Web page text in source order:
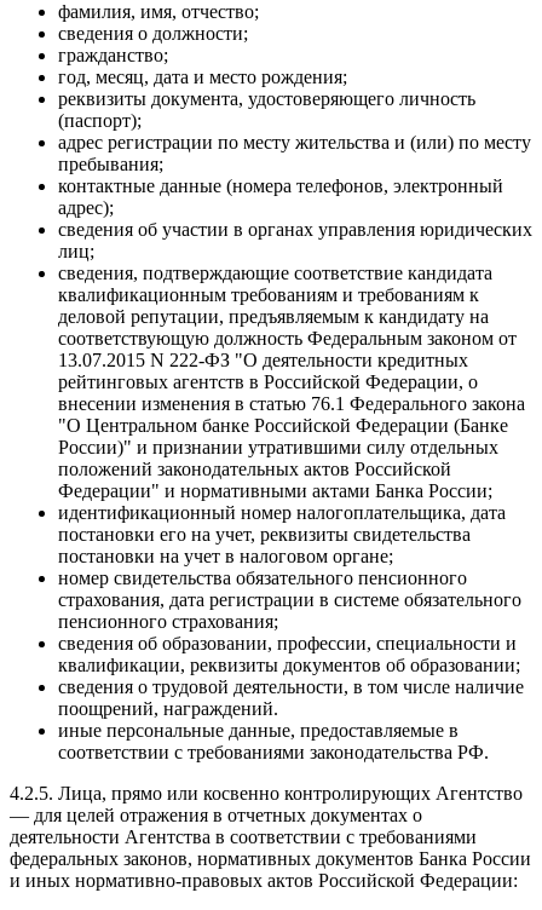
фамилия, имя, отчество;
сведения о должности;
гражданство;
год, месяц, дата и место рождения;
реквизиты документа, удостоверяющего личность
(паспорт);
адрес регистрации по месту жительства и (или) по месту
пребывания;
контактные данные (номера телефонов, электронный
адрес);
сведения об участии в органах управления юридических
лиц;
сведения, подтверждающие соответствие кандидата
квалификационным требованиям и требованиям к
деловой репутации, предъявляемым к кандидату на
соответствующую должность Федеральным законом от
13.07.2015 N 222-ФЗ "О деятельности кредитных
рейтинговых агентств в Российской Федерации, о
внесении изменения в статью 76.1 Федерального закона
"О Центральном банке Российской Федерации (Банке
России)" и признании утратившими силу отдельных
положений законодательных актов Российской
Федерации" и нормативными актами Банка России;
идентификационный номер налогоплательщика, дата
постановки его на учет, реквизиты свидетельства
постановки на учет в налоговом органе;
номер свидетельства обязательного пенсионного
страхования, дата регистрации в системе обязательного
пенсионного страхования;
сведения об образовании, профессии, специальности и
квалификации, реквизиты документов об образовании;
сведения о трудовой деятельности, в том числе наличие
поощрений, награждений.
иные персональные данные, предоставляемые в
соответствии с требованиями законодательства РФ.
4.2.5. Лица, прямо или косвенно контролирующих Агентство
— для целей отражения в отчетных документах о
деятельности Агентства в соответствии с требованиями
федеральных законов, нормативных документов Банка России
и иных нормативно-правовых актов Российской Федерации: